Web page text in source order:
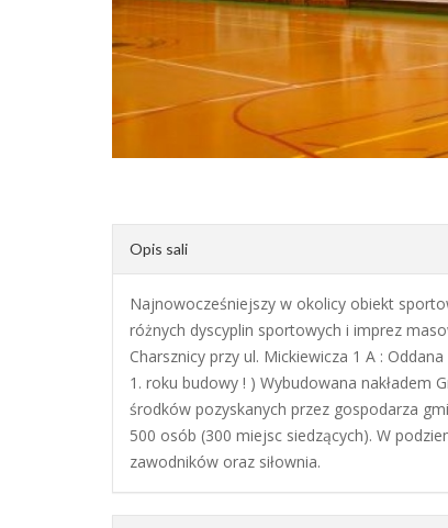
Opis sali
Najnowocześniejszy w okolicy obiekt
różnych dyscyplin sportowych i imprez
Charsznicy przy ul. Mickiewicza 1 A :
1. roku budowy ! ) Wybudowana nakładem
środków pozyskanych przez gospodarza
500 osób (300 miejsc siedzących). W
zawodników oraz siłownia.